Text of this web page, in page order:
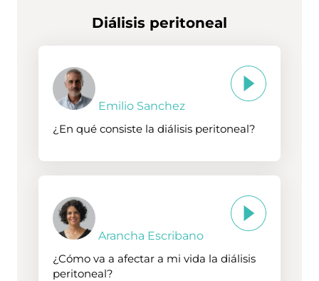
Diálisis peritoneal
Emilio Sanchez
¿En qué consiste la diálisis peritoneal?
Arancha Escribano
¿Cómo va a afectar a mi vida la diálisis
peritoneal?